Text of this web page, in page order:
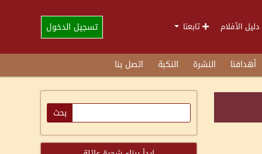
دليل الأفلام تابعنا تسجيل الدخول
أهدافنا النشرة النكبة اتصل بنا